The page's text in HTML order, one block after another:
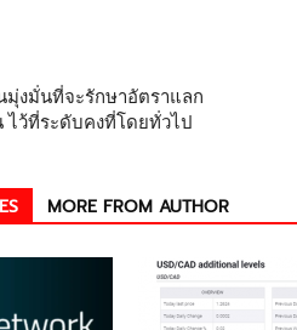
มุ่งมั่นที่จะรักษาอัตราแลก
ไว้ที่ระดับคงที่โดยทั่วไป
MORE FROM AUTHOR